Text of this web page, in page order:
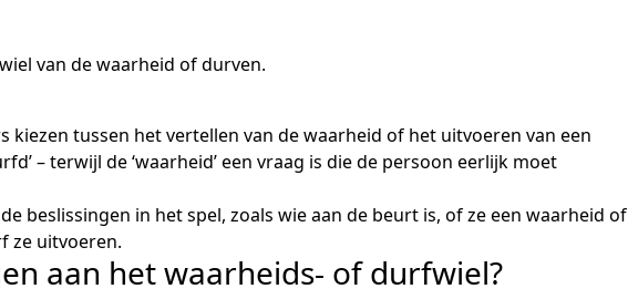
van de waarheid of durven.
tussen het vertellen van de waarheid of het uitvoeren van een
– terwijl de ‘waarheid’ een vraag is die de persoon eerlijk moet
beslissingen in het spel, zoals wie aan de beurt is, of ze een waarheid of
ze uitvoeren.
aan het waarheids- of durfwiel?